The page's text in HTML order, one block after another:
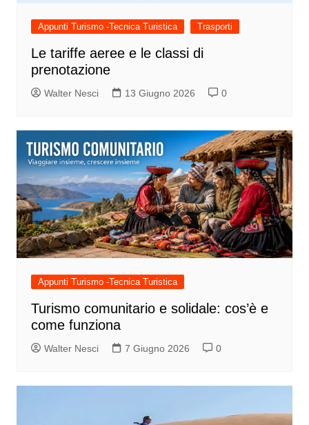
Appunti Turismo -Tecnica Turistica Trasporti
Le tariffe aeree e le classi di
prenotazione
Walter Nesci 13 Giugno 2026 0
Appunti Turismo -Tecnica Turistica
Turismo comunitario e solidale: cos’è e
come funziona
Walter Nesci 7 Giugno 2026 0